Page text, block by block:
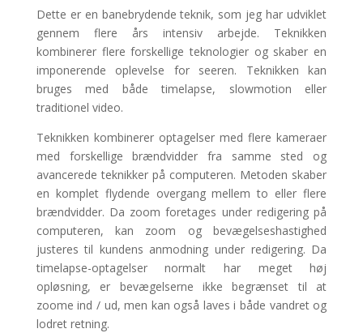
Dette er en banebrydende teknik, som jeg har udviklet
gennem flere års intensiv arbejde. Teknikken
kombinerer flere forskellige teknologier og skaber en
imponerende oplevelse for seeren. Teknikken kan
bruges med både timelapse, slowmotion eller
traditionel video.
Teknikken kombinerer optagelser med flere kameraer
med forskellige brændvidder fra samme sted og
avancerede teknikker på computeren. Metoden skaber
en komplet flydende overgang mellem to eller flere
brændvidder. Da zoom foretages under redigering på
computeren, kan zoom og bevægelseshastighed
justeres til kundens anmodning under redigering. Da
timelapse-optagelser normalt har meget høj
opløsning, er bevægelserne ikke begrænset til at
zoome ind / ud, men kan også laves i både vandret og
lodret retning.